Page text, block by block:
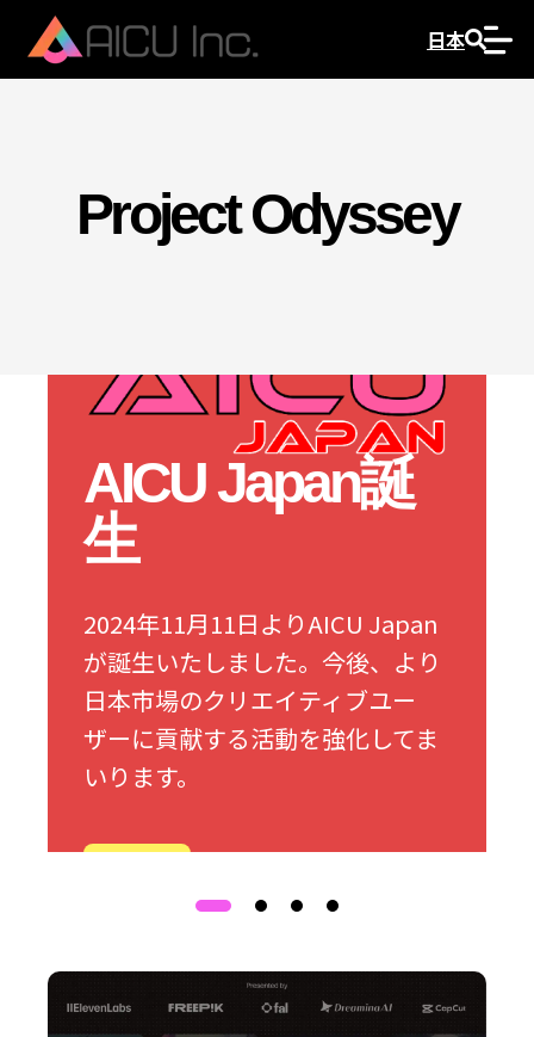
日本
Project Odyssey
AICU Japan誕
生
2024年11月11日よりAICU Japan
が誕生いたしました。今後、より
日本市場のクリエイティブユー
ザーに貢献する活動を強化してま
いります。